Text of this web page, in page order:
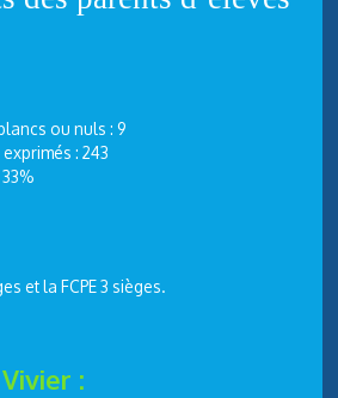
ou nuls : 9
: 243
et la FCPE 3 sièges.
: